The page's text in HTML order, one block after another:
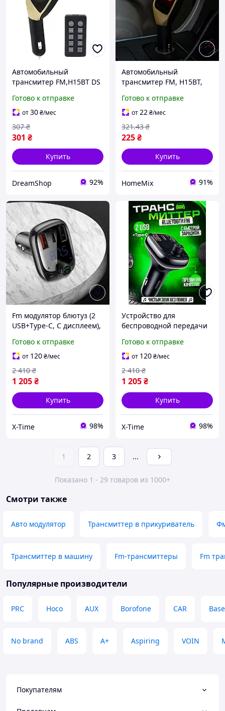
Автомобильный
трансмитер FM,H15BT DS
Готово к отправке
от30₴/мес
301 ₴
307 ₴
Купить
DreamShop 92%
Автомобильный
трансмитер FM, H15BT,
ФМ-модулятор с пультом /
FM модулятор
Готово к отправке
от22₴/мес
225₴
321.43 ₴
Купить
HomeMix 91%
Fm модулятор блютуз (2
USB+Type-C, С дисплеем),
автомобиля, Модулятор
на машину, XTM
Готово к отправке
от 120₴/мес
1 205₴
2 410 ₴
Купить
X-Time 98%
Устройство для
беспроводной передачи
USB+Type-C, С дисплеем),
XTM
Готово к отправке
от 120₴/мес
1 205₴
2 410 ₴
Купить
X-Time 98%
1 2 3 ...
Показано 1 - 29 товаров из 1000+
Смотри также
Авто модулятор Трансмиттер в прикуриватель
Трансмиттер в машину Fm-трансмиттеры Fm
Популярные производители
PRC Hoco AUX Borofone CAR
No brand ABS A+ Aspiring VOIN
Покупателям